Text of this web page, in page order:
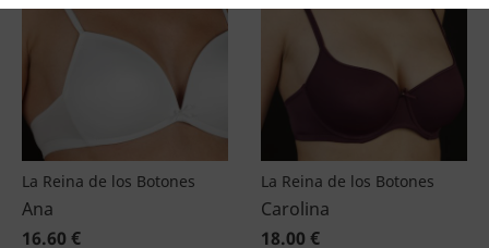
La Reina de los Botones
Ana
16.60 €
La Reina de los Botones
Carolina
18.00 €